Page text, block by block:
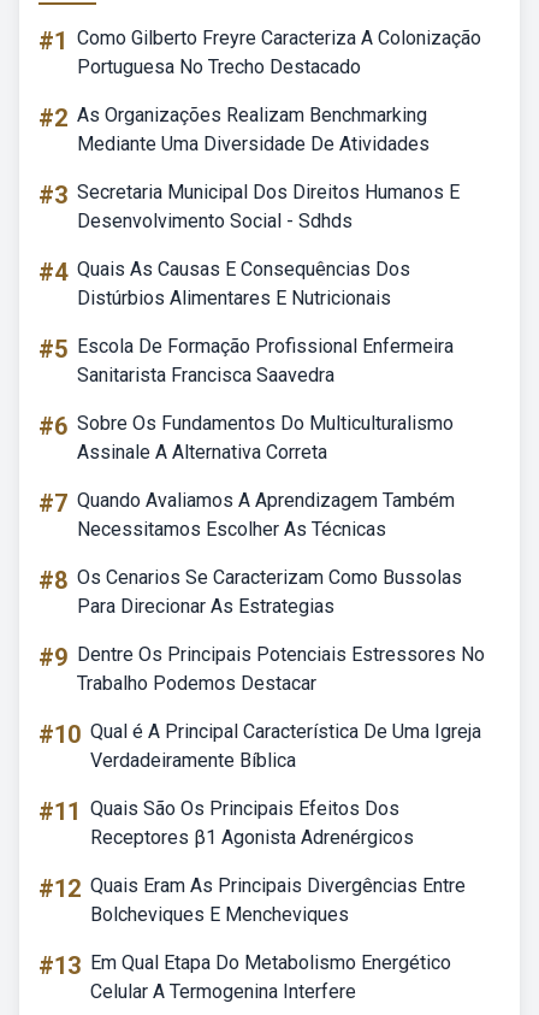
#1 Como Gilberto Freyre Caracteriza A Colonização
Portuguesa No Trecho Destacado
#2 As Organizações Realizam Benchmarking
Mediante Uma Diversidade De Atividades
#3 Secretaria Municipal Dos Direitos Humanos E
Desenvolvimento Social - Sdhds
#4 Quais As Causas E Consequências Dos
Distúrbios Alimentares E Nutricionais
#5 Escola De Formação Profissional Enfermeira
Sanitarista Francisca Saavedra
#6 Sobre Os Fundamentos Do Multiculturalismo
Assinale A Alternativa Correta
#7 Quando Avaliamos A Aprendizagem Também
Necessitamos Escolher As Técnicas
#8 Os Cenarios Se Caracterizam Como Bussolas
Para Direcionar As Estrategias
#9 Dentre Os Principais Potenciais Estressores No
Trabalho Podemos Destacar
#10 Qual é A Principal Característica De Uma Igreja
Verdadeiramente Bíblica
#11 Quais São Os Principais Efeitos Dos
Receptores β1 Agonista Adrenérgicos
#12 Quais Eram As Principais Divergências Entre
Bolcheviques E Mencheviques
#13 Em Qual Etapa Do Metabolismo Energético
Celular A Termogenina Interfere